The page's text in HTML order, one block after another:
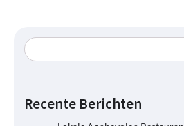
Recente Berichten